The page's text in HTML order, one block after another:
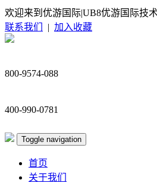
欢迎来到优游国际|UB8优游国际技
联系我们
| 加入收藏
800-9574-088
400-990-0781
Toggle navigation
首页
关于我们